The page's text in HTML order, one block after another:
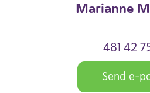
Marianne
481 42
Send e-